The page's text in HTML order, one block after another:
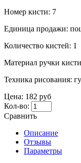
Номер кисти: 7
Единица продажи:
Количество кистей: 1
Материал ручки
Техника рисования:
Цена: 182 руб
Кол-во:
Сравнить
Описание
Отзывы
Параметры